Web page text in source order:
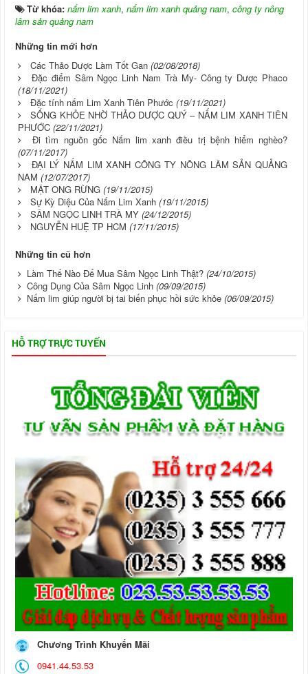
Từ khóa: nấm lim xanh, nấm lim xanh quảng nam, công ty nông
lâm sản quảng nam
Những tin mới hơn
Các Thảo Dược Làm Tốt Gan (02/08/2018)
Đặc điểm Sâm Ngọc Linh Nam Trà My- Công ty Dược Phaco
(18/11/2021)
Đặc tính nấm Lim Xanh Tiên Phước (19/11/2021)
SỐNG KHỎE NHỜ THẢO DƯỢC QUÝ – NẤM LIM XANH TIÊN
PHƯỚC (22/11/2021)
Đi tìm nguồn gốc Nấm lim xanh điều trị bệnh hiểm nghèo?
(07/11/2017)
ĐẠI LÝ NẤM LIM XANH CÔNG TY NÔNG LÂM SẢN QUẢNG
NAM (12/07/2017)
MẬT ONG RỪNG (19/11/2015)
Sự Kỳ Diệu Của Nấm Lim Xanh (19/11/2015)
SÂM NGỌC LINH TRÀ MY (24/12/2015)
NGUYỄN HUỆ TP HCM (17/11/2015)
Những tin cũ hơn
Làm Thế Nào Để Mua Sâm Ngọc Linh Thật? (24/10/2015)
Công Dụng Của Sâm Ngọc Linh (09/09/2015)
Nấm lim giúp người bị tai biến phục hồi sức khỏe (06/09/2015)
HỖ TRỢ TRỰC TUYẾN
Chương Trình Khuyến Mãi
0941.44.53.53